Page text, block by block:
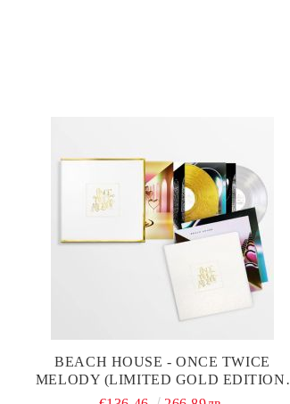
BEACH HOUSE - ONCE TWICE
MELODY (LIMITED GOLD EDITION,
GOLD & CLEAR COLOURED) (2 X